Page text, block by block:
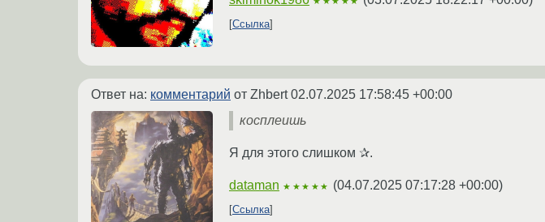
Ссылка
Ответ на: комментарий от Zhbert02.07.2025 17:58:45 +00:00
косплеишь
Я для этого слишком ✰.
dataman ★★★★★ (04.07.2025 07:17:28 +00:00)
Ссылка